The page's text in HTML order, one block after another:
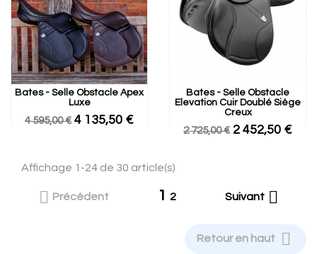
Bates - Selle Obstacle Apex
Luxe
4 595,00 € 4 135,50 €
Bates - Selle Obstacle
Elevation Cuir Doublé Siège
Creux
2 725,00 € 2 452,50 €
Affichage 1-24 de 30 article(s)
 Précédent 1 2 Suivant 
Retour en haut 